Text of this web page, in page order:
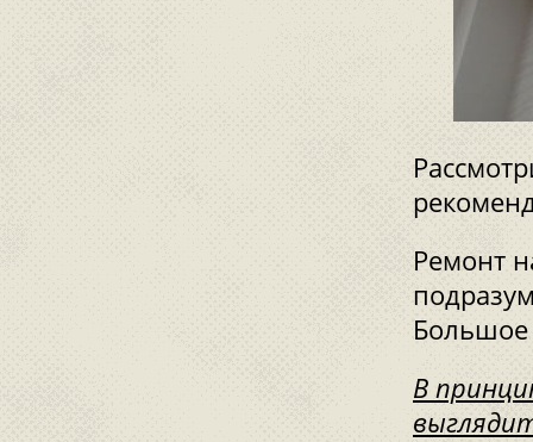
Ремонт
Большое
В